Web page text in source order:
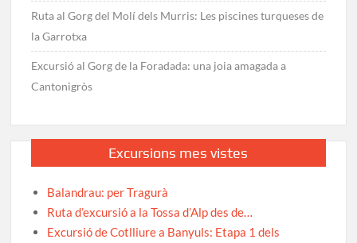
Ruta al Gorg del Molí dels Murris: Les piscines turqueses de
la Garrotxa
Excursió al Gorg de la Foradada: una joia amagada a
Cantonigròs
Excursions mes vistes
Balandrau: per Tragurà
Ruta d’excursió a la Tossa d’Alp des de…
Excursió de Cotlliure a Banyuls: Etapa 1 dels